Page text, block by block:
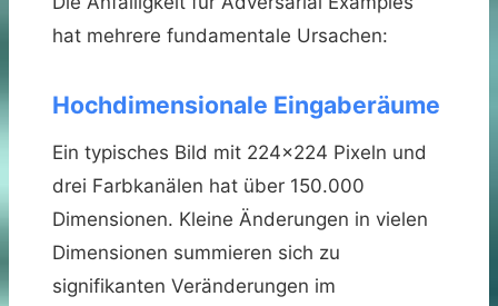
hat mehrere fundamentale Ursachen:
Hochdimensionale Eingaberäume
Ein typisches Bild mit 224×224 Pixeln und
drei Farbkanälen hat über 150.000
Dimensionen. Kleine Änderungen in vielen
Dimensionen summieren sich zu
signifikanten Veränderungen im